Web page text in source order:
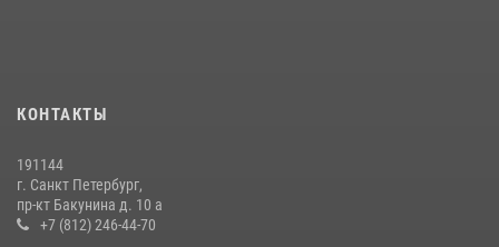
КОНТАКТЫ
191144
г. Санкт Петербург,
пр-кт Бакунина д. 10 а
+7 (812) 246-44-70